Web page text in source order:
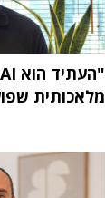
מלאכותית